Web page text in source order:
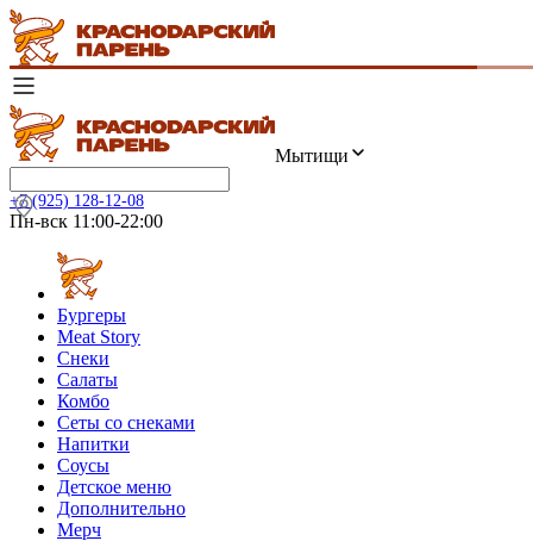
Мытищи
+7 (925) 128-12-08
Пн-вск 11:00-22:00
Бургеры
Meat Story
Снеки
Салаты
Комбо
Сеты со снеками
Напитки
Соусы
Детское меню
Дополнительно
Мерч